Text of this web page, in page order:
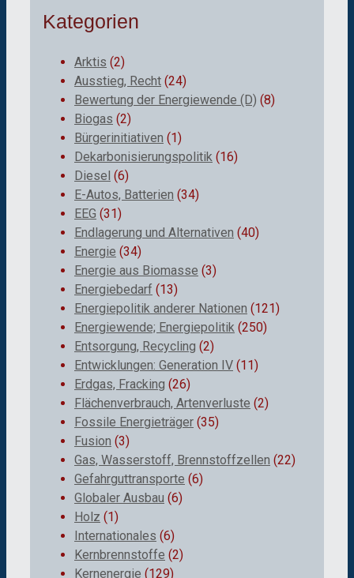
Kategorien
Arktis (2)
Ausstieg, Recht (24)
Bewertung der Energiewende (D) (8)
Biogas (2)
Bürgerinitiativen (1)
Dekarbonisierungspolitik (16)
Diesel (6)
E-Autos, Batterien (34)
EEG (31)
Endlagerung und Alternativen (40)
Energie (34)
Energie aus Biomasse (3)
Energiebedarf (13)
Energiepolitik anderer Nationen (121)
Energiewende; Energiepolitik (250)
Entsorgung, Recycling (2)
Entwicklungen: Generation IV (11)
Erdgas, Fracking (26)
Flächenverbrauch, Artenverluste (2)
Fossile Energieträger (35)
Fusion (3)
Gas, Wasserstoff, Brennstoffzellen (22)
Gefahrguttransporte (6)
Globaler Ausbau (6)
Holz (1)
Internationales (6)
Kernbrennstoffe (2)
Kernenergie (129)